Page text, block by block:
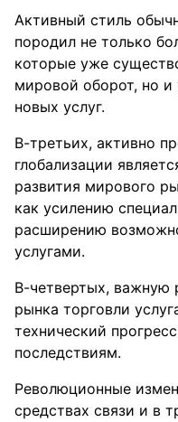
Активный стиль
породил не только
которые уже
мировой оборот, но и
новых услуг.
В-третьих, активно
глобализации
развития мирового
как усилению
расширению
услугами.
В-четвертых, важную
рынка торговли
технический
последствиям.
Революционные
средствах связи и в